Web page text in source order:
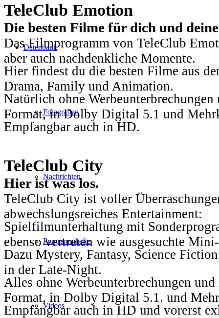
Datenbank
Fotografien
Nachrichten
Programmhefte
Videos
TeleClub Emotion
Die besten Filme für dich und
Das Filmprogramm von TeleClub
aber auch nachdenkliche Momente.
Hier findest du die besten Filme aus
Drama, Family und Animation.
Natürlich ohne
Format, in Dolby Digital 5.1 und
Empfangbar auch in HD.
TeleClub City
Hier ist was los.
TeleClub City ist voller
abwechslungsreiches Entertainment:
Spielfilmunterhaltung mit
ebenso vertreten wie ausgesuchte
Dazu Mystery, Fantasy, Science
in der Late-Night.
Alles ohne Werbeunterbrechungen
Format, in Dolby Digital 5.1. und
Empfangbar auch in HD und vorerst